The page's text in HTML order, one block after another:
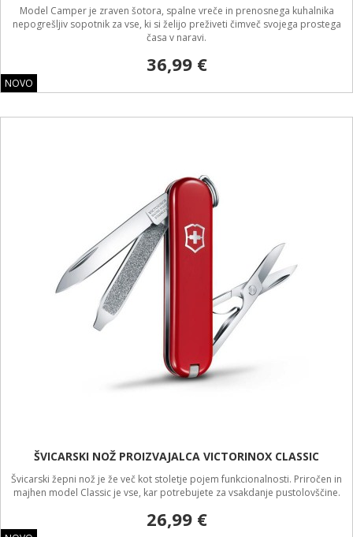
NOVO
Model Camper je zraven šotora, spalne vreče in prenosnega kuhalnika
nepogrešljiv sopotnik za vse, ki si želijo preživeti čimveč svojega prostega
časa v naravi.
36,99 €
ŠVICARSKI NOŽ PROIZVAJALCA VICTORINOX CLASSIC
Švicarski žepni nož je že več kot stoletje pojem funkcionalnosti. Priročen in
majhen model Classic je vse, kar potrebujete za vsakdanje pustolovščine.
26,99 €